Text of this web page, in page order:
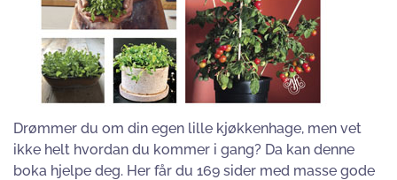
Drømmer du om din egen lille kjøkkenhage, men vet
ikke helt hvordan du kommer i gang? Da kan denne
boka hjelpe deg. Her får du 169 sider med masse gode